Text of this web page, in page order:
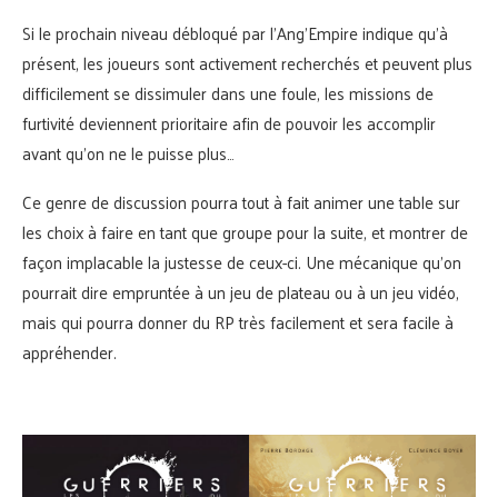
Si le prochain niveau débloqué par l’Ang’Empire indique qu’à
présent, les joueurs sont activement recherchés et peuvent plus
difficilement se dissimuler dans une foule, les missions de
furtivité deviennent prioritaire afin de pouvoir les accomplir
avant qu’on ne le puisse plus…
Ce genre de discussion pourra tout à fait animer une table sur
les choix à faire en tant que groupe pour la suite, et montrer de
façon implacable la justesse de ceux-ci. Une mécanique qu’on
pourrait dire empruntée à un jeu de plateau ou à un jeu vidéo,
mais qui pourra donner du RP très facilement et sera facile à
appréhender.